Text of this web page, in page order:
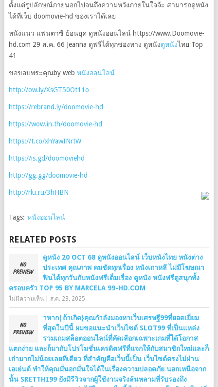
ตั้งแต่รูปลักษณ์ภายนอกไปจนถึงความหวังภายในใจจ้ะ สามารถดูหนัง
ได้ที่เว็บ doomovie-hd ของเราได้เลย
หนังแนว แฟนตาซี ย้อนยุค ดูหนังออนไลน์ https://www.Doomovie-
hd.com 29 ส.ค. 66 Jeanna ดูฟรีได้ทุกช่องทาง ดูหนังดูหนังไทย Top
41
ขอขอบพระคุณby web หนังออนไลน์
http://ow.ly/XsGT50Ot11o
https://rebrand.ly/doomovie-hd
https://wow.in.th/doomovie-hd
https://t.co/xhYawINrtW
https://is.gd/doomoviehd
http://gg.gg/doomovie-hd
http://rlu.ru/3hHBN
Tags: หนังออนไลน์
RELATED POSTS
ดูหนัง 20 OCT 68 ดูหนังออนไลน์ เว็บหนังไทย หนังต่าง
ประเทศ คุณภาพ คมชัดทุกเรื่อง หนังเกาหลี ไม่มีโฆษณา
ฟินได้ทุกวันกับหนังฟรีเต็มเรื่อง ดูหนัง หนังฟรีดูสนุกทั้ง
ครอบครัว TOP 95 BY MARCELA 99-HD.COM
ไม่มีความเห็น| ส.ค. 23, 2025
าหาก|ถ้าเกิด}คุณกำลังมองหาเว็บเศรษฐี99ที่ยอดเยี่ยม
ที่สุดในปีนี้ ผมขอแนะนำเว็บไซต์ SLOT99 ที่เป็นแหล่ง
รวมเกมสล็อตออนไลน์ที่คัดเลือกเฉพาะเกมที่ได้โอกาส
แตกง่าย และก็มากับโปรโมชั่นเครดิตฟรีที่แจกให้กับสมาชิกใหม่และก็
เก่ามากไม่น้อยเลยทีเดียว ที่สำคัญคือเว็บนี้เป็น เว็บไซต์ตรงไม่ผ่าน
เอเย่นต์ ทำให้คุณมั่นอกมั่นใจได้ในเรื่องความปลอดภัย นอกเหนือจาก
นั้น SRETTHI99 ยังมีรีวิวจากผู้ใช้งานจริงล้นหลามที่รับรองถึง